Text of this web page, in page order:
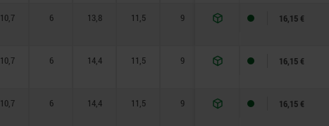
10,7 6 13,8 11,5 9 13,5 16,15 €
10,7 6 14,4 11,5 9 13,5 16,15 €
10,7 6 14,4 11,5 9 13,5 16,15 €